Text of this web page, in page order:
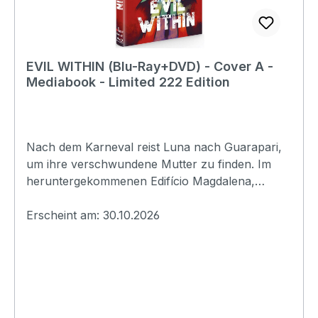
GrintPamela TolaPirkko SaisioRebecca
LaceyJohn ThomsonSilvia SalorantaSatu Tuuli
KarhuEAN:4042564261042Angaben zum
Produktsicherheitsverordnung)Herstellerinforma
tionen:Alamode Filmdistribution
EVIL WITHIN (Blu-Ray+DVD) - Cover A -
Mediabook - Limited 222 Edition
Nach dem Karneval reist Luna nach Guarapari,
um ihre verschwundene Mutter zu finden. Im
heruntergekommenen Edifício Magdalena,
Dora, lauern hinter jeder Tür gequälte Seelen.
Erscheint am: 30.10.2026